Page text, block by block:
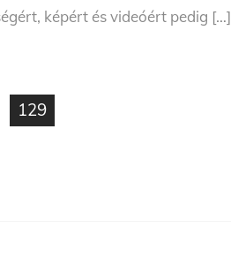
képért és videóért pedig […]
129